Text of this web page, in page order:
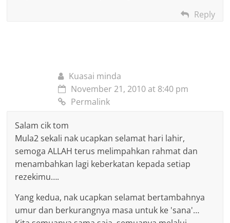
Reply
Kuasai minda
November 21, 2010 at 8:40 pm
Permalink
Salam cik tom
Mula2 sekali nak ucapkan selamat hari lahir,
semoga ALLAH terus melimpahkan rahmat dan
menambahkan lagi keberkatan kepada setiap
rezekimu….
Yang kedua, nak ucapkan selamat bertambahnya
umur dan berkurangnya masa untuk ke 'sana'…